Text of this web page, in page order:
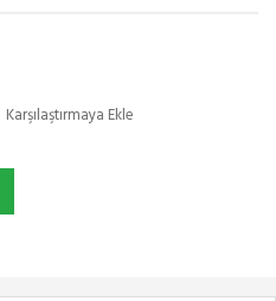
Karşılaştırmaya Ekle